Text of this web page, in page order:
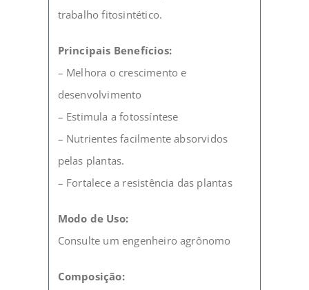
trabalho fitosintético.
Principais Benefícios:
– Melhora o crescimento e
desenvolvimento
– Estimula a fotossíntese
– Nutrientes facilmente absorvidos
pelas plantas.
– Fortalece a resistência das plantas
Modo de Uso:
Consulte um engenheiro agrônomo
Composição: